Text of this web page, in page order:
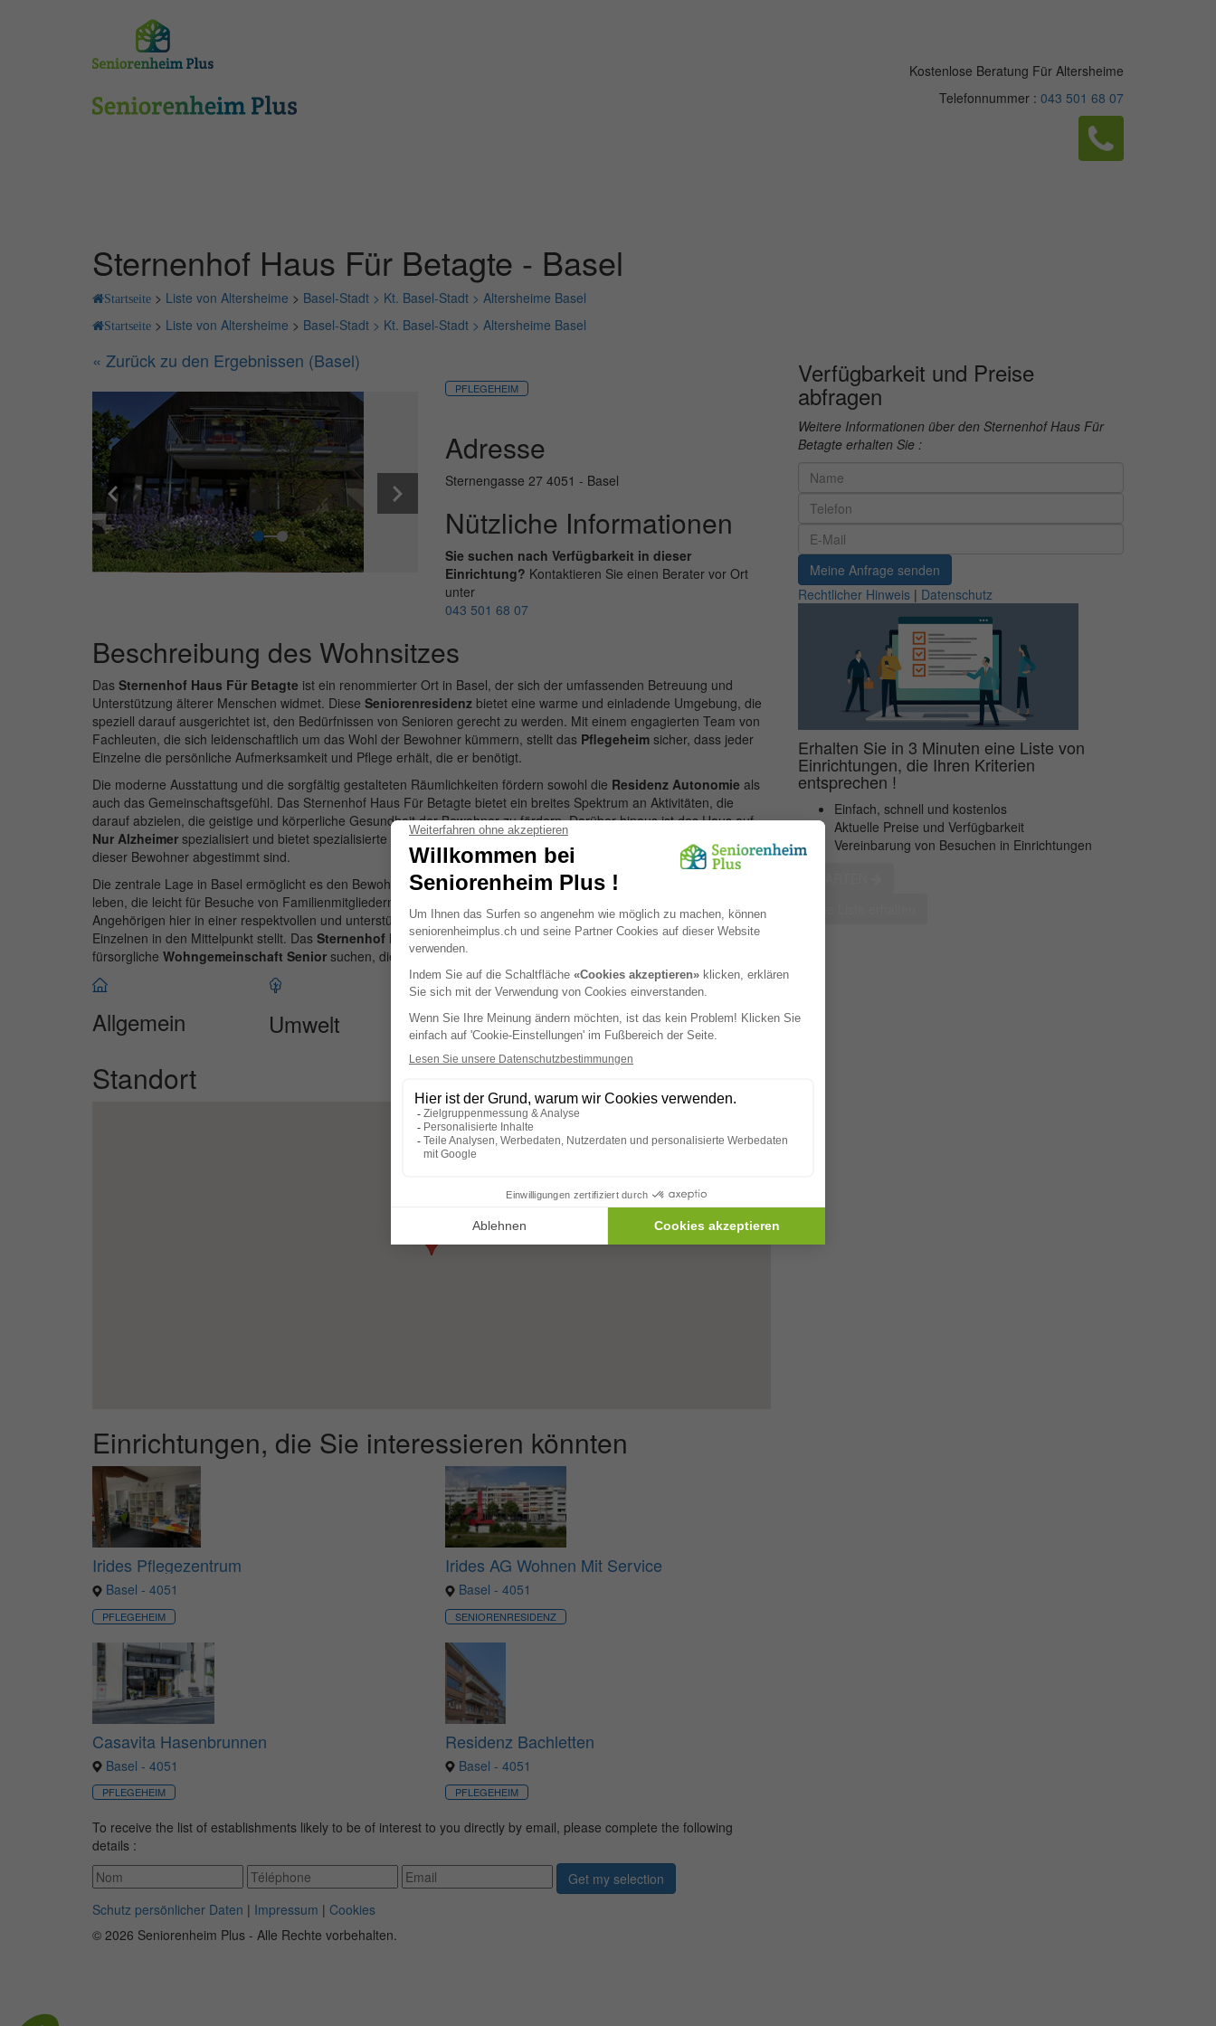
Kostenlose Beratung Für Altersheime
Telefonnummer : 043 501 68 07
Sternenhof Haus Für Betagte - Basel
Startseite > Liste von Altersheime > Basel-Stadt > Kt. Basel-Stadt > Altersheime Basel
Startseite > Liste von Altersheime > Basel-Stadt > Kt. Basel-Stadt > Altersheime Basel
« Zurück zu den Ergebnissen (Basel)
PFLEGEHEIM
Adresse
Sternengasse 27 4051 - Basel
Nützliche Informationen
Sie suchen nach Verfügbarkeit in dieser
Einrichtung? Kontaktieren Sie einen Berater vor Ort
unter
043 501 68 07
Beschreibung des Wohnsitzes
Das Sternenhof Haus Für Betagte ist ein renommierter Ort in Basel, der sich der umfassenden Betreuung und
Unterstützung älterer Menschen widmet. Diese Seniorenresidenz bietet eine warme und einladende Umgebung, die
speziell darauf ausgerichtet ist, den Bedürfnissen von Senioren gerecht zu werden. Mit einem engagierten Team von
Fachleuten, die sich leidenschaftlich um das Wohl der Bewohner kümmern, stellt das Pflegeheim sicher, dass jeder
Einzelne die persönliche Aufmerksamkeit und Pflege erhält, die er benötigt.
Die moderne Ausstattung und die sorgfältig gestalteten Räumlichkeiten fördern sowohl die Residenz Autonomie als
auch das Gemeinschaftsgefühl. Das Sternenhof Haus Für Betagte bietet ein breites Spektrum an Aktivitäten, die
darauf abzielen, die geistige und körperliche Gesundheit der Bewohner zu fördern. Darüber hinaus ist das Haus auf
Nur Alzheimer spezialisiert und bietet spezialisierte Betreuung und Programme, die auf die besonderen Bedürfnisse
dieser Bewohner abgestimmt sind.
Die zentrale Lage in Basel ermöglicht es den Bewohnern, in einer ruhigen und zugleich städtischen Umgebung zu
leben, die leicht für Besuche von Familienmitgliedern erreichbar ist. Familien können sicher sein, dass ihre
Angehörigen hier in einer respektvollen und unterstützenden Gemeinschaft leben, die das Wohlbefinden jedes
Einzelnen in den Mittelpunkt stellt. Das Sternenhof Haus Für Betagteist der ideale Ort für Senioren, die eine
fürsorgliche Wohngemeinschaft Senior suchen, die auf höchste Qualität der Lebensführung Wert legt.
Allgemein Umwelt Paramedizinisch Dienstleistungen
Standort
Einrichtungen, die Sie interessieren könnten
Irides Pflegezentrum
Basel - 4051
PFLEGEHEIM
Irides AG Wohnen Mit Service
Basel - 4051
SENIORENRESIDENZ
Casavita Hasenbrunnen
Basel - 4051
PFLEGEHEIM
Residenz Bachletten
Basel - 4051
PFLEGEHEIM
To receive the list of establishments likely to be of interest to you directly by email, please complete the following
details :
Get my selection
Verfügbarkeit und Preise
abfragen
Weitere Informationen über den Sternenhof Haus Für
Betagte erhalten Sie :
Meine Anfrage senden
Rechtlicher Hinweis | Datenschutz
Erhalten Sie in 3 Minuten eine Liste von
Einrichtungen, die Ihren Kriterien
entsprechen !
Einfach, schnell und kostenlos
Aktuelle Preise und Verfügbarkeit
Vereinbarung von Besuchen in Einrichtungen
Schutz persönlicher Daten | Impressum | Cookies
© 2026 Seniorenheim Plus - Alle Rechte vorbehalten.